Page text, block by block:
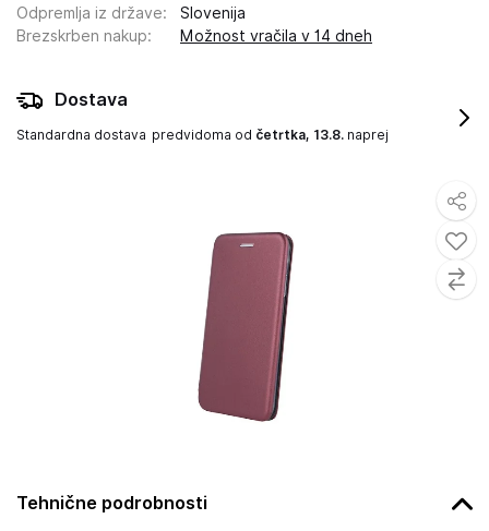
Tehnične podrobnosti
Odpremlja iz države:
Slovenija
Brezskrben nakup: Možnost vračila v 14 dneh
Dostava
Standardna dostava predvidoma od četrtka, 13.8. naprej